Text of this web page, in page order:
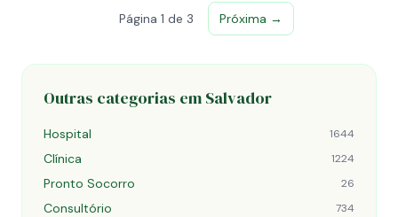
Página 1 de 3 Próxima →
Outras categorias em Salvador
Hospital 1644
Clínica 1224
Pronto Socorro 26
Consultório 734